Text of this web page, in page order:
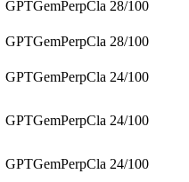
GPTGemPerpCla 28/100
GPTGemPerpCla 28/100
GPTGemPerpCla 24/100
GPTGemPerpCla 24/100
GPTGemPerpCla 24/100